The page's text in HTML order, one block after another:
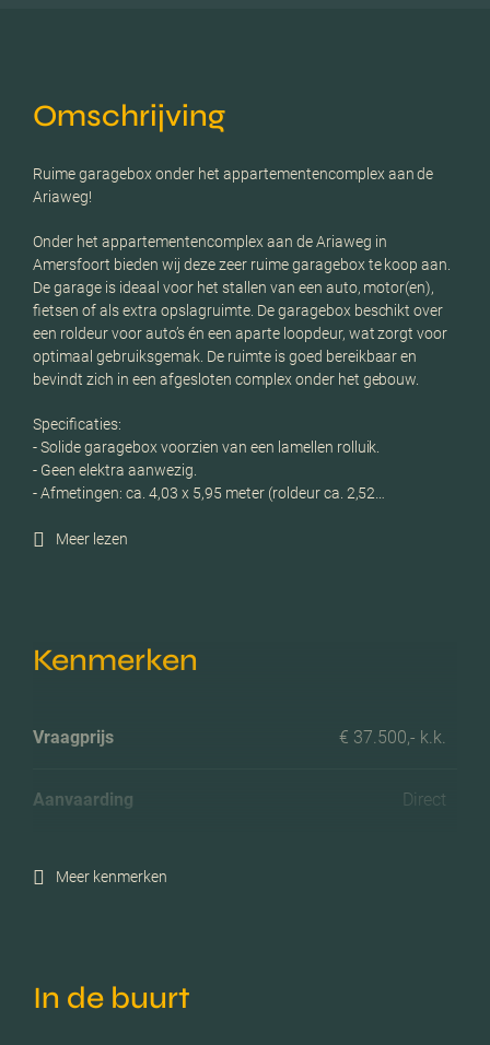
Omschrijving
Ruime garagebox onder het appartementencomplex aan de
Ariaweg!
Onder het appartementencomplex aan de Ariaweg in
Amersfoort bieden wij deze zeer ruime garagebox te koop aan.
De garage is ideaal voor het stallen van een auto, motor(en),
fietsen of als extra opslagruimte. De garagebox beschikt over
een roldeur voor auto’s én een aparte loopdeur, wat zorgt voor
optimaal gebruiksgemak. De ruimte is goed bereikbaar en
bevindt zich in een afgesloten complex onder het gebouw.
Specificaties:
- Solide garagebox voorzien van een lamellen rolluik.
- Geen elektra aanwezig.
- Afmetingen: ca. 4,03 x 5,95 meter (roldeur ca. 2,52…
Meer lezen
Kenmerken
Vraagprijs € 37.500,- k.k.
Aanvaarding Direct
Meer kenmerken
In de buurt